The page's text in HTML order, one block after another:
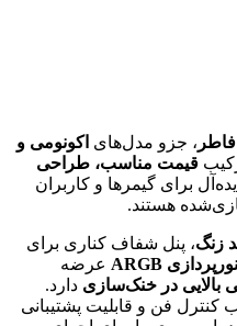
فاطر ، جزو مدل‌های اکونومی و
قیمت مناسب، طراحی
برای گیمرها و کاربران
هستند.
زنگ، پنل شفاف کناری برای
نورپردازی ARGB
عرضه
بالایی در خنک‌سازی دارد.
فن و قابلیت پشتیبانی